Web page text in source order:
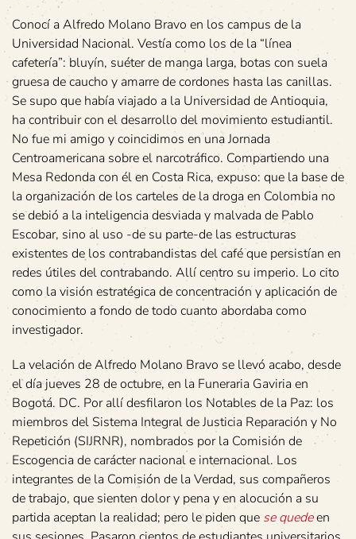
Conocí a Alfredo Molano Bravo en los campus de la
Universidad Nacional. Vestía como los de la “línea
cafetería”: bluyín, suéter de manga larga, botas con suela
gruesa de caucho y amarre de cordones hasta las canillas.
Se supo que había viajado a la Universidad de Antioquia,
ha contribuir con el desarrollo del movimiento estudiantil.
No fue mi amigo y coincidimos en una Jornada
Centroamericana sobre el narcotráfico. Compartiendo una
Mesa Redonda con él en Costa Rica, expuso: que la base de
la organización de los carteles de la droga en Colombia no
se debió a la inteligencia desviada y malvada de Pablo
Escobar, sino al uso -de su parte-de las estructuras
existentes de los contrabandistas del café que persistían en
redes útiles del contrabando. Allí centro su imperio. Lo cito
como la visión estratégica de concentración y aplicación de
conocimiento a fondo de todo cuanto abordaba como
investigador.
La velación de Alfredo Molano Bravo se llevó acabo, desde
el día jueves 28 de octubre, en la Funeraria Gaviria en
Bogotá. DC. Por allí desfilaron los Notables de la Paz: los
miembros del Sistema Integral de Justicia Reparación y No
Repetición (SIJRNR), nombrados por la Comisión de
Escogencia de carácter nacional e internacional. Los
integrantes de la Comisión de la Verdad, sus compañeros
de trabajo, que sienten dolor y pena y en alocución a su
partida aceptan la realidad; pero le piden que se quedeen